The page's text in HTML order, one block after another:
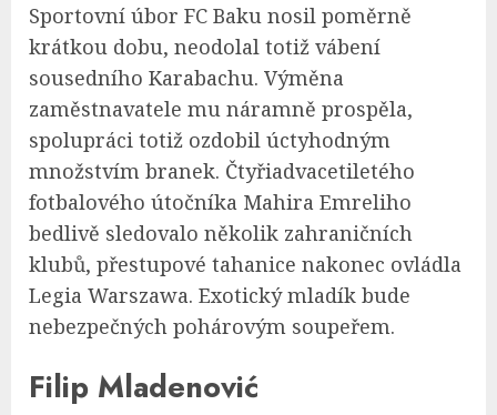
Sportovní úbor FC Baku nosil poměrně
krátkou dobu, neodolal totiž vábení
sousedního Karabachu. Výměna
zaměstnavatele mu náramně prospěla,
spolupráci totiž ozdobil úctyhodným
množstvím branek. Čtyřiadvacetiletého
fotbalového útočníka Mahira Emreliho
bedlivě sledovalo několik zahraničních
klubů, přestupové tahanice nakonec ovládla
Legia Warszawa. Exotický mladík bude
nebezpečných pohárovým soupeřem.
Filip Mladenović